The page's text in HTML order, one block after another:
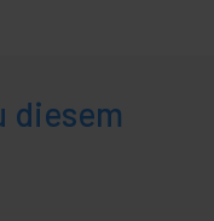
diesem